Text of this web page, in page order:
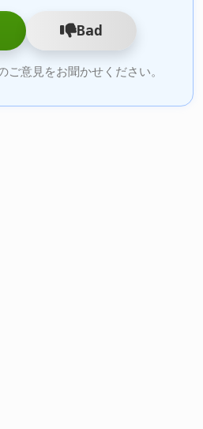
Bad
ご意見をお聞かせください。